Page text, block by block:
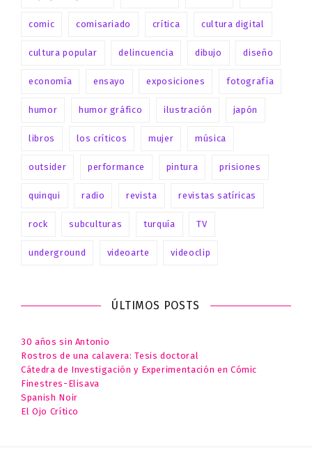
comic comisariado crítica cultura digital
cultura popular delincuencia dibujo diseño
economía ensayo exposiciones fotografía
humor humor gráfico ilustración japón
libros los críticos mujer música
outsider performance pintura prisiones
quinqui radio revista revistas satíricas
rock subculturas turquía TV
underground videoarte videoclip
ÚLTIMOS POSTS
30 años sin Antonio
Rostros de una calavera: Tesis doctoral
Cátedra de Investigación y Experimentación en Cómic
Finestres-Elisava
Spanish Noir
El Ojo Crítico